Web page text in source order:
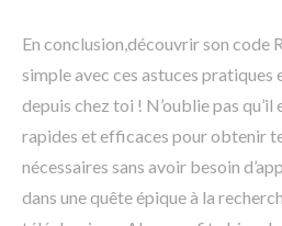
En conclusion,découvrir son code
simple avec ces astuces pratiques
depuis chez toi ! N’oublie pas
rapides et efficaces pour obtenir
nécessaires sans avoir besoin
dans une quête épique à la